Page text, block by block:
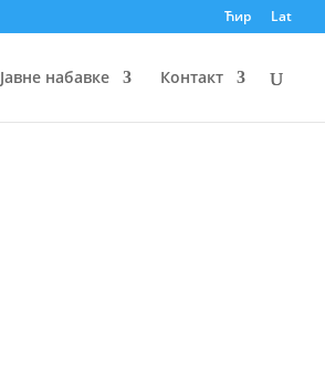
Ћир Lat
Јавне набавке Контакт